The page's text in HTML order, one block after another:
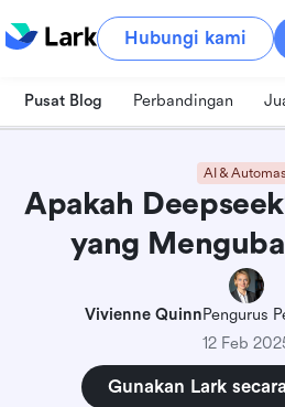
Hubungi kami
Pusat Blog Perbandingan
AI &
Apakah
yang
Vivienne QuinnPengurus
12 Feb
Gunakan Lark